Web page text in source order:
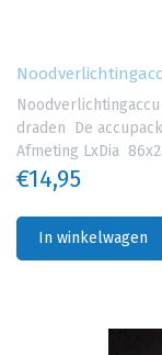
Noodverlichtingaccu
draden De
Afmeting LxDia
€14,95
In winkelwagen